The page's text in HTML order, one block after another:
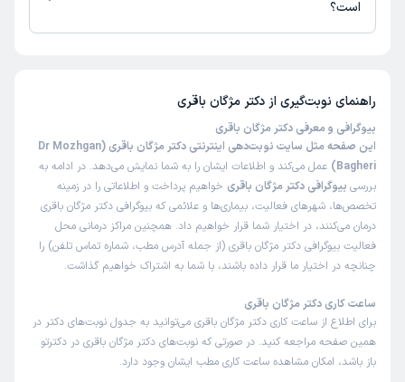
است؟
راهنمای نوبت‌گیری از دکتر مژگان باقری
بیوگرافی و معرفی دکتر مژگان باقری
این صفحه مثل سایت نوبت‌دهی اینترنتی دکتر مژگان باقری (Dr Mozhgan
Bagheri)
عمل می‌کند و اطلاعات ایشان را به شما نمایش می‌دهد. در ادامه به
بررسی بیوگرافی دکتر مژگان باقری خواهیم پرداخت و اطلاعاتی را در زمینه
تخصص‌ها، شهرهای فعالیت، بیماری‌ها و علائمی که بیوگرافی دکتر مژگان باقری
درمان می‌کنند، در اختیار شما قرار خواهیم داد. همچنین مراکز درمانی محل
فعالیت بیوگرافی دکتر مژگان باقری (از جمله آدرس مطب، شماره تماس تلفن) را
چنانچه در اختیار ما قرار داده باشند، با شما به اشتراک خواهیم گذاشت.
ساعت کاری دکتر مژگان باقری
برای اطلاع از ساعت کاری دکتر مژگان باقری می‌توانید به جدول نوبت‌های دکتر در
همین صفحه مراجعه کنید. در صورتی که نوبت‌های دکتر مژگان باقری در دکترتو
باز باشد، امکان مشاهده ساعت کاری مطب ایشان وجود دارد.